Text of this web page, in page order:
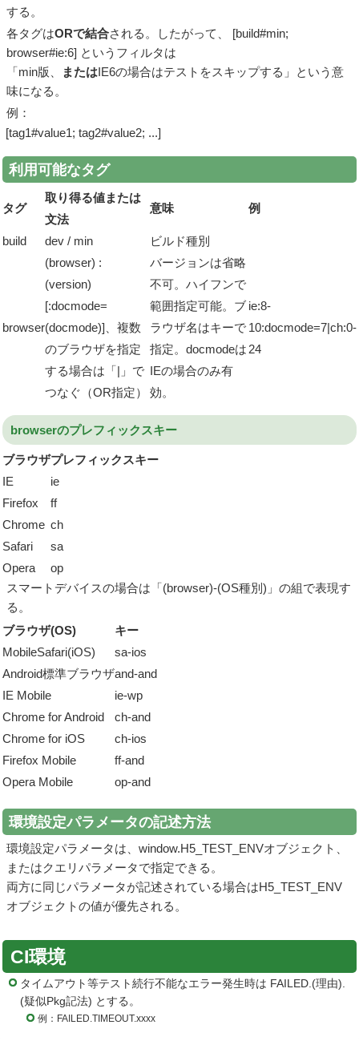
する。
各タグはORで結合される。したがって、 [build#min;
browser#ie:6] というフィルタは
「min版、
またはIE6の場合はテストをスキップする」という意
味になる。
例：
[tag1#value1; tag2#value2; ...]
利用可能なタグ
タグ
取り得る値または
文法
意味 例
build dev / min ビルド種別
browser
(browser) :
(version)
[:docmode=
(docmode)]、複数
のブラウザを指定
する場合は「|」で
つなぐ（OR指定）
バージョンは省略
不可。ハイフンで
範囲指定可能。ブ
ラウザ名はキーで
指定。docmodeは
IEの場合のみ有
効。
ie:8-
10:docmode=7|ch:0-
24
browserのプレフィックスキー
ブラウザプレフィックスキー
IE
ie
Firefox
ff
Chrome ch
Safari
sa
Opera
op
スマートデバイスの場合は「(browser)-(OS種別)」の組で表現す
る。
ブラウザ(OS)
キー
MobileSafari(iOS)
sa-ios
Android標準ブラウザand-and
IE Mobile
ie-wp
Chrome for Android
ch-and
Chrome for iOS
ch-ios
Firefox Mobile
ff-and
Opera Mobile
op-and
環境設定パラメータの記述方法
環境設定パラメータは、window.H5_TEST_ENVオブジェクト、
またはクエリパラメータで指定できる。
両方に同じパラメータが記述されている場合はH5_TEST_ENV
オブジェクトの値が優先される。
CI環境
タイムアウト等テスト続行不能なエラー発生時は FAILED.(理由).
(疑似Pkg記法) とする。
例：FAILED.TIMEOUT.xxxx